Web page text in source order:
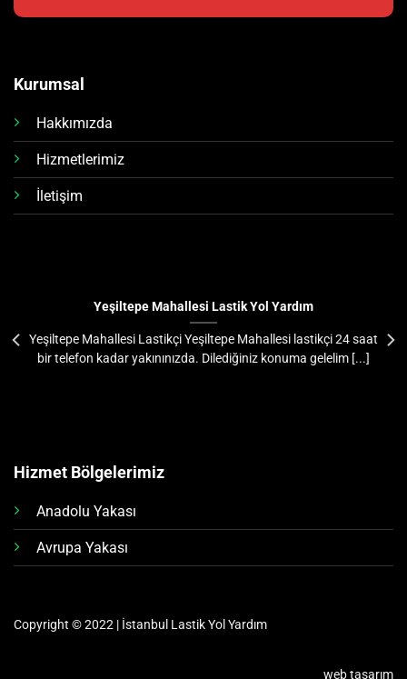
Kurumsal
Hakkımızda
Hizmetlerimiz
İletişim
Yeşiltepe Mahallesi Lastik Yol Yardım
Yeşiltepe Mahallesi Lastikçi Yeşiltepe Mahallesi lastikçi 24 saat
bir telefon kadar yakınınızda. Dilediğiniz konuma gelelim [...]
Hizmet Bölgelerimiz
Anadolu Yakası
Avrupa Yakası
Copyright © 2022 | İstanbul Lastik Yol Yardım
web tasarım